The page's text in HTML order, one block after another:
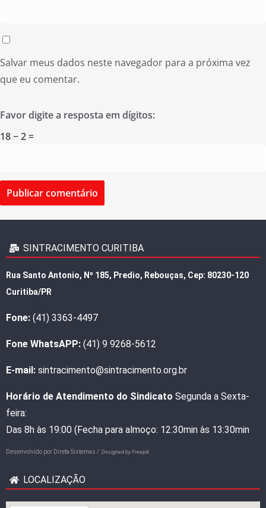
Salvar meus dados neste navegador para a próxima vez
que eu comentar.
Favor digite a resposta em dígitos:
18 − 2 =
SINTRACIMENTO CURITIBA
Rua Santo Antonio, Nº 185, Predio, Rebouças, Cep: 80230-120
Curitiba/PR
Fone: (41) 3363-4497
Fone WhatsAPP: (41) 9 9268-5612
E-mail: sintracimento@sintracimento.org.br
Horário de Atendimento do Sindicato Segunda a Sexta-
feira:
Das 8h às 19:00 (Fecha para almoço: 12:30min às 13:30min
Desenvolvido por Direta Sistemas / Designed by Freepik
LOCALIZAÇÃO